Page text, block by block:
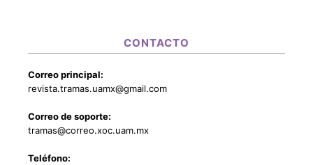
CONTACTO
Correo principal:
revista.tramas.uamx@gmail.com
Correo de soporte:
tramas@correo.xoc.uam.mx
Teléfono: